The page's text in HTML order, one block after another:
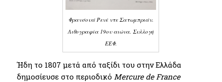
Φρανσουά Ρενέ ντε Σατωμπριάν.
Λιθογραφία 19ου αιώνα. Συλλογή
ΕΕΦ.
Ήδη το 1807 μετά από ταξίδι του στην Ελλάδα
δημοσίευσε στο περιοδικό Μercure de France